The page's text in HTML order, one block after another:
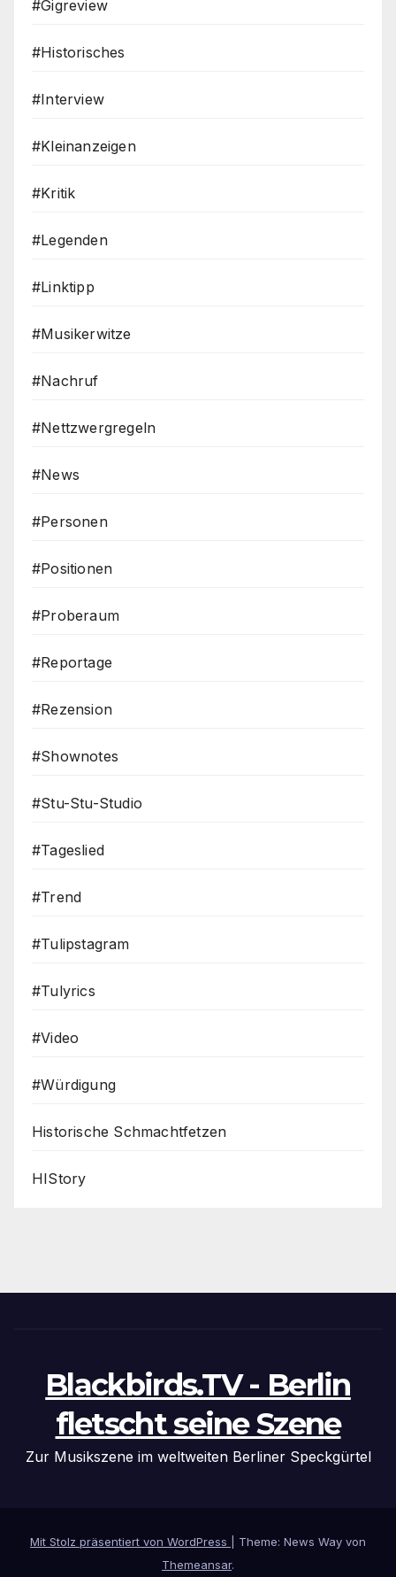
#Gigreview
#Historisches
#Interview
#Kleinanzeigen
#Kritik
#Legenden
#Linktipp
#Musikerwitze
#Nachruf
#Nettzwergregeln
#News
#Personen
#Positionen
#Proberaum
#Reportage
#Rezension
#Shownotes
#Stu-Stu-Studio
#Tageslied
#Trend
#Tulipstagram
#Tulyrics
#Video
#Würdigung
Historische Schmachtfetzen
HIStory
Blackbirds.TV - Berlin
fletscht seine Szene
Zur Musikszene im weltweiten Berliner Speckgürtel
Mit Stolz präsentiert von WordPress
Theme: News Way von
Themeansar.